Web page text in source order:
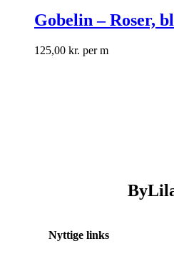
Gobelin – Roser,
125,00 kr. per m
Nyttige links